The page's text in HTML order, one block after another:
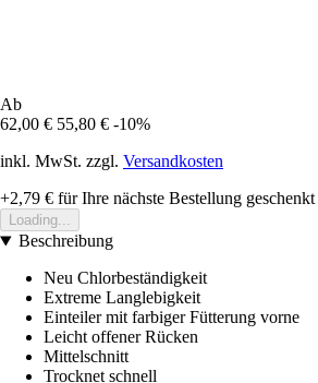
Ab
62,00 € 55,80 € -10%
inkl. MwSt. zzgl. Versandkosten
+2,79 € für Ihre nächste Bestellung geschenkt
Loading...
Beschreibung
Neu Chlorbeständigkeit
Extreme Langlebigkeit
Einteiler mit farbiger Fütterung vorne
Leicht offener Rücken
Mittelschnitt
Trocknet schnell